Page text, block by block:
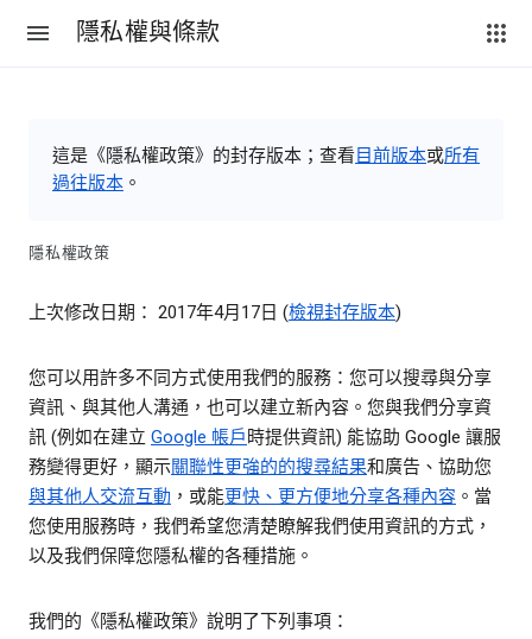
隱私權與條款
這是《隱私權政策》的封存版本；查看 目前版本或所有
過往版本 。
隱私權政策
上次修改日期： 2017年4月17日 (檢視封存版本)
您可以用許多不同方式使用我們的服務：您可以搜尋與分享
資訊、與其他人溝通，也可以建立新內容。您與我們分享資
訊 (例如在建立 Google 帳戶 時提供資訊) 能協助 Google 讓服
務變得更好，顯示關聯性更強的的搜尋結果和廣告、協助您
與其他人交流互動 ，或能更快、更方便地分享各種內容 。當
您使用服務時，我們希望您清楚瞭解我們使用資訊的方式，
以及我們保障您隱私權的各種措施。
我們的《隱私權政策》說明了下列事項：